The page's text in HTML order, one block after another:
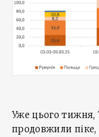
Уже цього тижня,
продовжили